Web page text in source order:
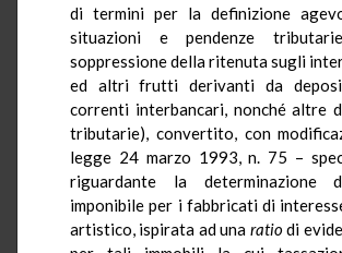
di termini per la definizione
situazioni e pendenze
soppressione della ritenuta sugli
ed altri frutti derivanti da
correnti interbancari, nonché altre
tributarie), convertito, con
legge 24 marzo 1993, n. 75 –
riguardante la determinazione
imponibile per i fabbricati di
artistico, ispirata ad una ratiodi